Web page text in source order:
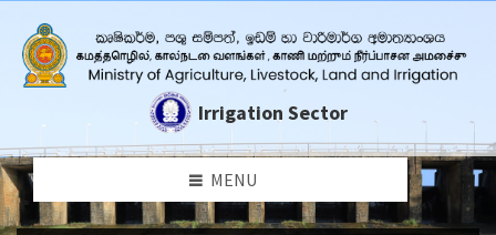
Irrigation Sector
MENU